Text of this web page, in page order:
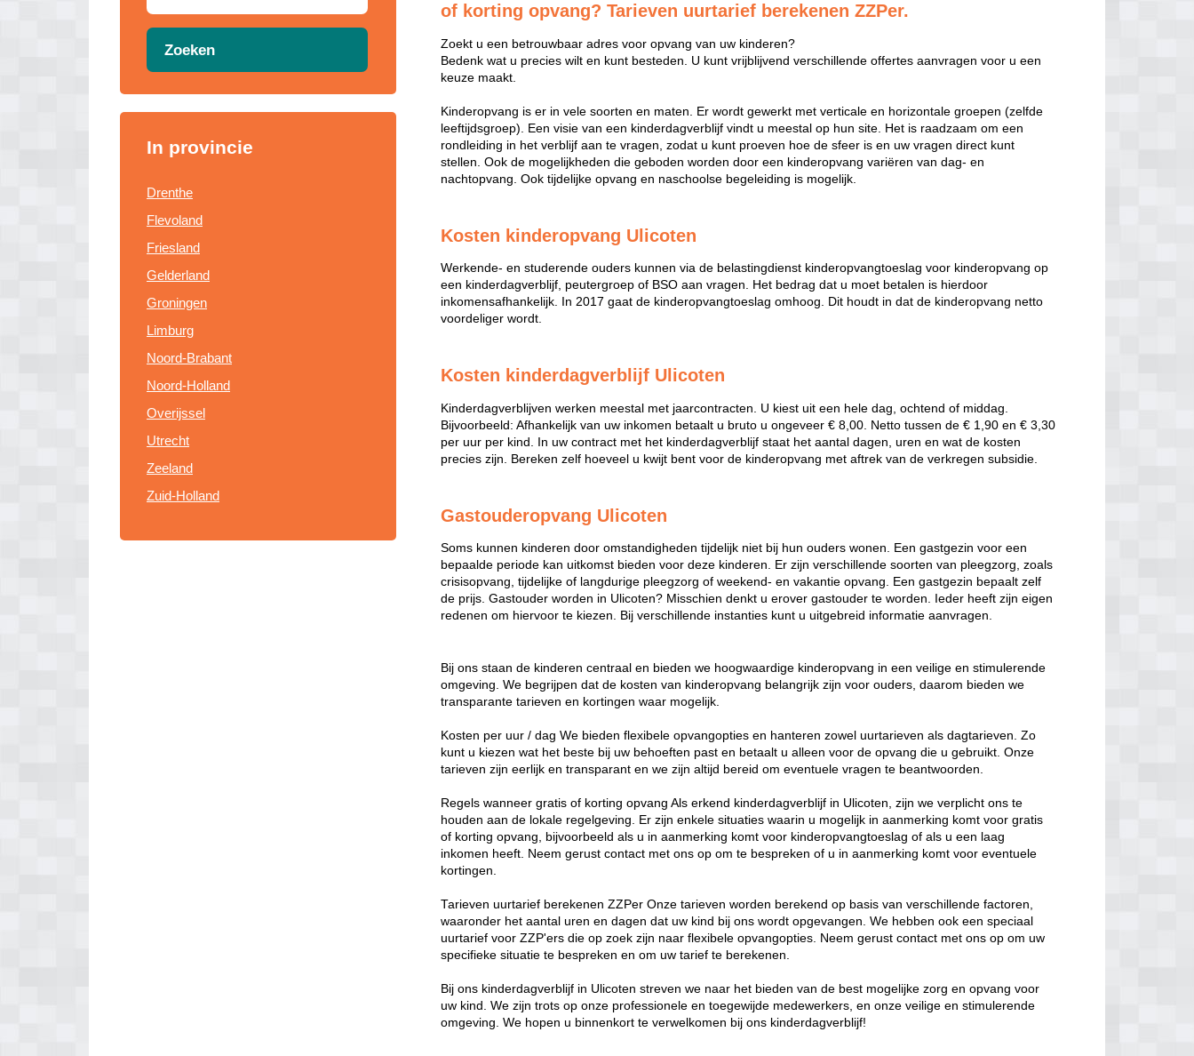
Zoeken
In provincie
Drenthe
Flevoland
Friesland
Gelderland
Groningen
Limburg
Noord-Brabant
Noord-Holland
Overijssel
Utrecht
Zeeland
Zuid-Holland
of korting opvang? Tarieven uurtarief berekenen ZZPer.
Zoekt u een betrouwbaar adres voor opvang van uw kinderen?
Bedenk wat u precies wilt en kunt besteden. U kunt vrijblijvend verschillende offertes aanvragen voor u een
keuze maakt.
Kinderopvang is er in vele soorten en maten. Er wordt gewerkt met verticale en horizontale groepen (zelfde
leeftijdsgroep). Een visie van een kinderdagverblijf vindt u meestal op hun site. Het is raadzaam om een
rondleiding in het verblijf aan te vragen, zodat u kunt proeven hoe de sfeer is en uw vragen direct kunt
stellen. Ook de mogelijkheden die geboden worden door een kinderopvang variëren van dag- en
nachtopvang. Ook tijdelijke opvang en naschoolse begeleiding is mogelijk.
Kosten kinderopvang Ulicoten
Werkende- en studerende ouders kunnen via de belastingdienst kinderopvangtoeslag voor kinderopvang op
een kinderdagverblijf, peutergroep of BSO aan vragen. Het bedrag dat u moet betalen is hierdoor
inkomensafhankelijk. In 2017 gaat de kinderopvangtoeslag omhoog. Dit houdt in dat de kinderopvang netto
voordeliger wordt.
Kosten kinderdagverblijf Ulicoten
Kinderdagverblijven werken meestal met jaarcontracten. U kiest uit een hele dag, ochtend of middag.
Bijvoorbeeld: Afhankelijk van uw inkomen betaalt u bruto u ongeveer € 8,00. Netto tussen de € 1,90 en € 3,30
per uur per kind. In uw contract met het kinderdagverblijf staat het aantal dagen, uren en wat de kosten
precies zijn. Bereken zelf hoeveel u kwijt bent voor de kinderopvang met aftrek van de verkregen subsidie.
Gastouderopvang Ulicoten
Soms kunnen kinderen door omstandigheden tijdelijk niet bij hun ouders wonen. Een gastgezin voor een
bepaalde periode kan uitkomst bieden voor deze kinderen. Er zijn verschillende soorten van pleegzorg, zoals
crisisopvang, tijdelijke of langdurige pleegzorg of weekend- en vakantie opvang. Een gastgezin bepaalt zelf
de prijs. Gastouder worden in Ulicoten? Misschien denkt u erover gastouder te worden. Ieder heeft zijn eigen
redenen om hiervoor te kiezen. Bij verschillende instanties kunt u uitgebreid informatie aanvragen.
Bij ons staan de kinderen centraal en bieden we hoogwaardige kinderopvang in een veilige en stimulerende
omgeving. We begrijpen dat de kosten van kinderopvang belangrijk zijn voor ouders, daarom bieden we
transparante tarieven en kortingen waar mogelijk.
Kosten per uur / dag We bieden flexibele opvangopties en hanteren zowel uurtarieven als dagtarieven. Zo
kunt u kiezen wat het beste bij uw behoeften past en betaalt u alleen voor de opvang die u gebruikt. Onze
tarieven zijn eerlijk en transparant en we zijn altijd bereid om eventuele vragen te beantwoorden.
Regels wanneer gratis of korting opvang Als erkend kinderdagverblijf in Ulicoten, zijn we verplicht ons te
houden aan de lokale regelgeving. Er zijn enkele situaties waarin u mogelijk in aanmerking komt voor gratis
of korting opvang, bijvoorbeeld als u in aanmerking komt voor kinderopvangtoeslag of als u een laag
inkomen heeft. Neem gerust contact met ons op om te bespreken of u in aanmerking komt voor eventuele
kortingen.
Tarieven uurtarief berekenen ZZPer Onze tarieven worden berekend op basis van verschillende factoren,
waaronder het aantal uren en dagen dat uw kind bij ons wordt opgevangen. We hebben ook een speciaal
uurtarief voor ZZP'ers die op zoek zijn naar flexibele opvangopties. Neem gerust contact met ons op om uw
specifieke situatie te bespreken en om uw tarief te berekenen.
Bij ons kinderdagverblijf in Ulicoten streven we naar het bieden van de best mogelijke zorg en opvang voor
uw kind. We zijn trots op onze professionele en toegewijde medewerkers, en onze veilige en stimulerende
omgeving. We hopen u binnenkort te verwelkomen bij ons kinderdagverblijf!